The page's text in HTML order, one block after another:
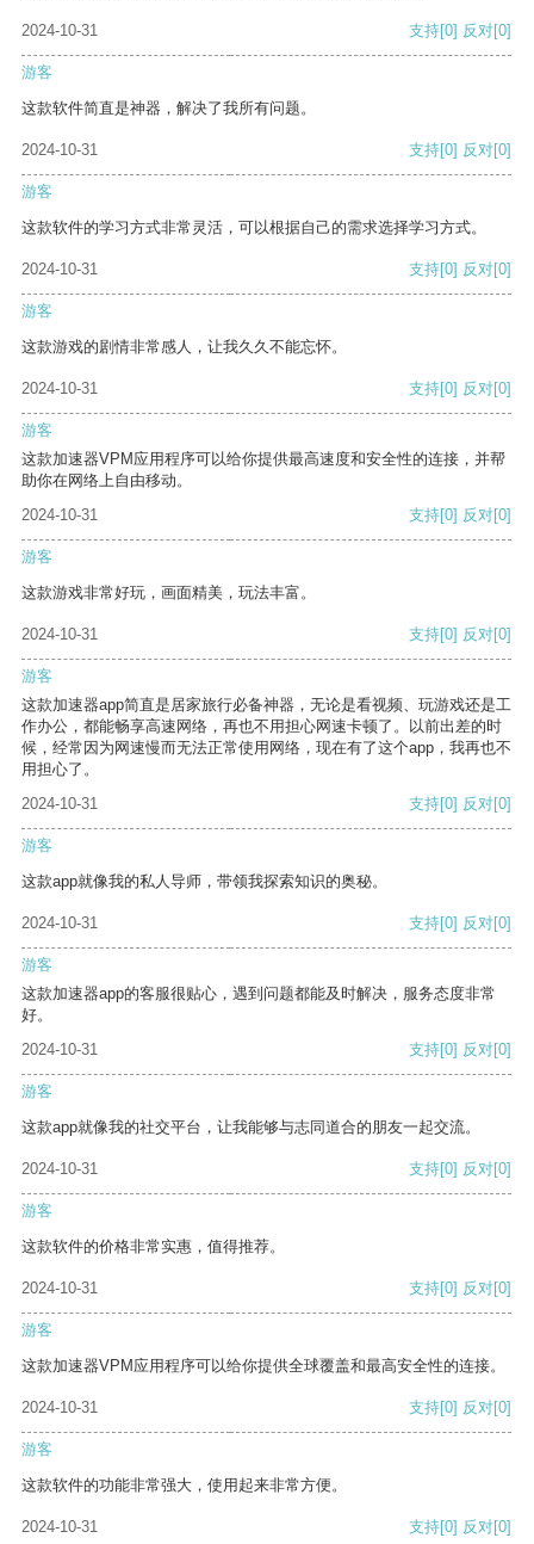
2024-10-31 支持[0] 反对[0]
游客
这款软件简直是神器，解决了我所有问题。
2024-10-31 支持[0] 反对[0]
游客
这款软件的学习方式非常灵活，可以根据自己的需求选择学习方式。
2024-10-31 支持[0] 反对[0]
游客
这款游戏的剧情非常感人，让我久久不能忘怀。
2024-10-31 支持[0] 反对[0]
游客
这款加速器VPM应用程序可以给你提供最高速度和安全性的连接，并帮
助你在网络上自由移动。
2024-10-31
支持[0] 反对[0]
游客
这款游戏非常好玩，画面精美，玩法丰富。
2024-10-31 支持[0] 反对[0]
游客
这款加速器app简直是居家旅行必备神器，无论是看视频、玩游戏还是工
作办公，都能畅享高速网络，再也不用担心网速卡顿了。以前出差的时
候，经常因为网速慢而无法正常使用网络，现在有了这个app，我再也不
用担心了。
2024-10-31
支持[0] 反对[0]
游客
这款app就像我的私人导师，带领我探索知识的奥秘。
2024-10-31 支持[0] 反对[0]
游客
这款加速器app的客服很贴心，遇到问题都能及时解决，服务态度非常
好。
2024-10-31
支持[0] 反对[0]
游客
这款app就像我的社交平台，让我能够与志同道合的朋友一起交流。
2024-10-31 支持[0] 反对[0]
游客
这款软件的价格非常实惠，值得推荐。
2024-10-31 支持[0] 反对[0]
游客
这款加速器VPM应用程序可以给你提供全球覆盖和最高安全性的连接。
2024-10-31 支持[0] 反对[0]
游客
这款软件的功能非常强大，使用起来非常方便。
2024-10-31 支持[0] 反对[0]